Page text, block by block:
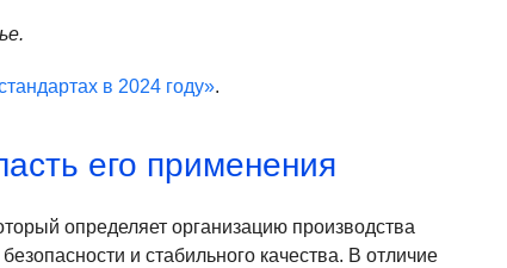
в 2024 году».
его применения
определяет организацию производства
и стабильного качества. В отличие